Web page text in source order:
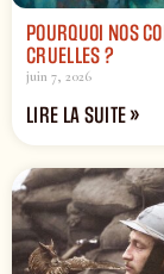
POURQUOI NOS
CRUELLES ?
juin 7, 2026
LIRE LA SUITE »